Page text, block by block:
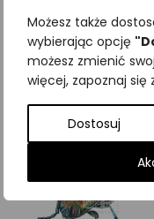
Możesz także
wybierając opcję
możesz zmienić
więcej, zapoznaj się
Dostosuj
Podobne